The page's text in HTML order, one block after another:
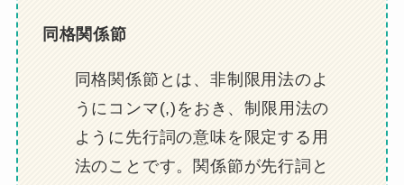
同格関係節
同格関係節とは、非制限用法のよ
うにコンマ(,)をおき、制限用法の
ように先行詞の意味を限定する用
法のことです。関係節が先行詞と